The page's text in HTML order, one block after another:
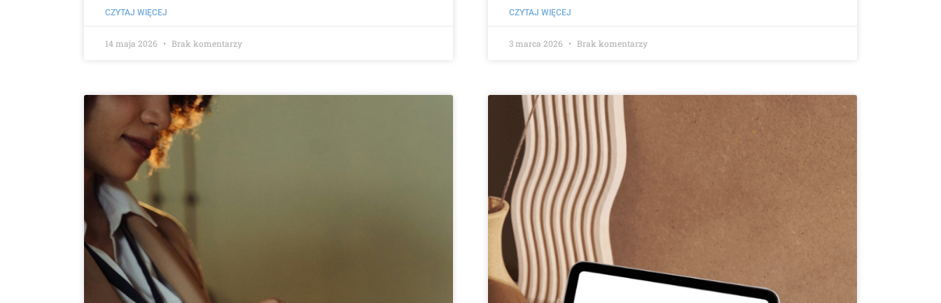
CZYTAJ WIĘCEJ
14 maja 2026 Brak komentarzy
CZYTAJ WIĘCEJ
3 marca 2026 Brak komentarzy